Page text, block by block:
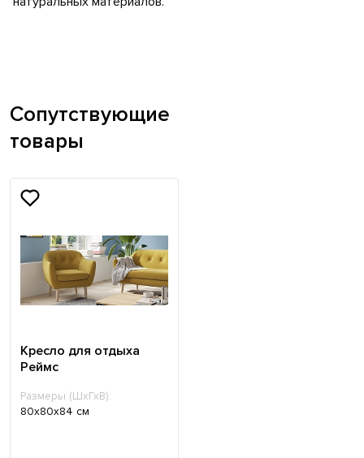
Сопутствующие
товары
Кресло для отдыха
Реймс
Размеры (ШхГхВ):
80х80х84 см